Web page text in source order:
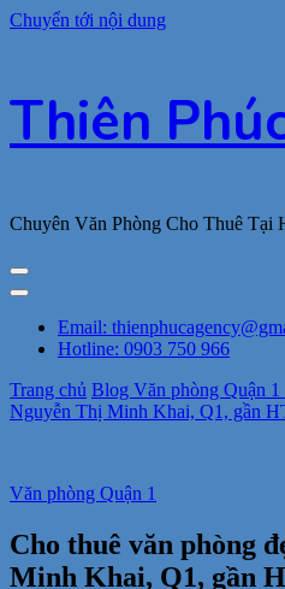
Chuyển tới nội dung
Thiên
Chuyên Văn Phòng Cho Thuê Tại
Email:
Hotline: 0903 750 966
Trang chủ Blog Văn phòng Quận 1
Nguyễn Thị Minh Khai, Q1, gần
Văn phòng Quận 1
Cho thuê văn phòng
Minh Khai, Q1, gần